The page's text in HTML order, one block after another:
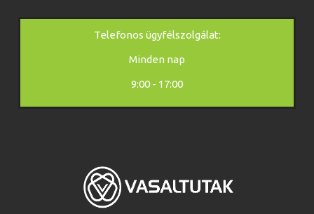
Telefonos ügyfélszolgálat:
Minden nap
9:00 - 17:00